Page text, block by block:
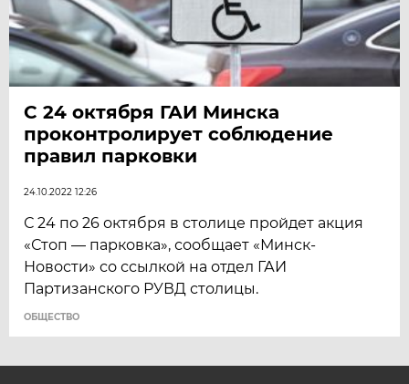
С 24 октября ГАИ Минска
проконтролирует соблюдение
правил парковки
24.10.2022 12:26
С 24 по 26 октября в столице пройдет акция
«Стоп — парковка», сообщает «Минск-
Новости» со ссылкой на отдел ГАИ
Партизанского РУВД столицы.
ОБЩЕСТВО